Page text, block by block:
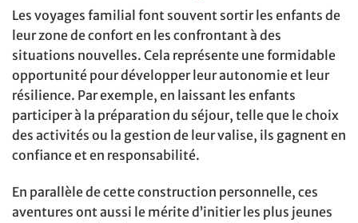
Les voyages familial font souvent sortir les enfants de
leur zone de confort en les confrontant à des
situations nouvelles. Cela représente une formidable
opportunité pour développer leur autonomie et leur
résilience. Par exemple, en laissant les enfants
participer à la préparation du séjour, telle que le choix
des activités ou la gestion de leur valise, ils gagnent en
confiance et en responsabilité.
En parallèle de cette construction personnelle, ces
aventures ont aussi le mérite d’initier les plus jeunes